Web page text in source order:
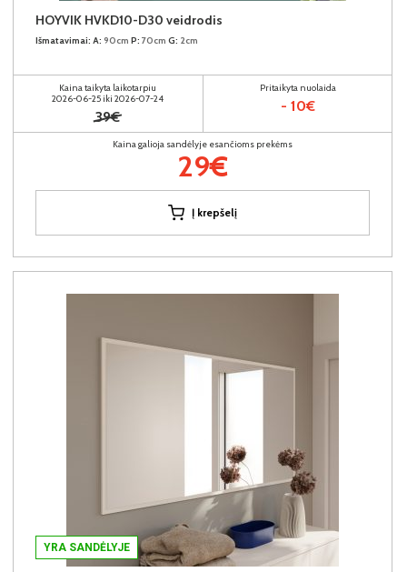
HOYVIK HVKD10-D30 veidrodis
Išmatavimai: A: 90cm P: 70cm G: 2cm
Kaina taikyta laikotarpiu
2026-06-25 iki 2026-07-24
39€
Pritaikyta nuolaida
- 10€
Kaina galioja sandėlyje esančioms prekėms
29€
Į krepšelį
YRA SANDĖLYJE